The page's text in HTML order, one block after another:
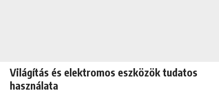
Világítás és elektromos eszközök tudatos
használata